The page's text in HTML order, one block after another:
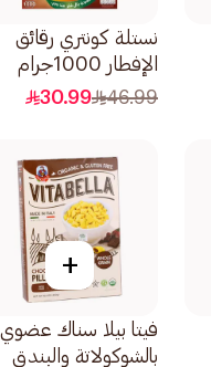
نستلة كونتري رقائق
الإفطار 1000جرام
46.99
30.99
+
فيتا بيلا سناك عضوي
بالشوكولاتة والبندق